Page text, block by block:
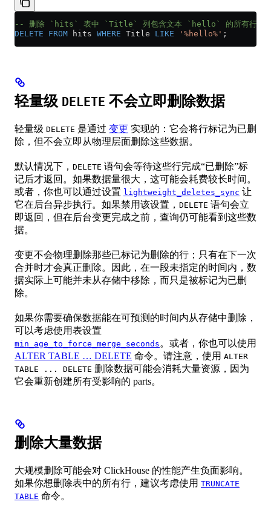
-- 删除 `hits` 表中 `Title` 列包含文本 `hello` 的所有行
DELETE FROM hits WHERE Title LIKE '%hello%' ;
轻量级 DELETE 不会立即删除数据
轻量级 DELETE 是通过 变更 实现的：它会将行标记为已删
除，但不会立即从物理层面删除这些数据。
默认情况下， DELETE 语句会等待这些行完成“已删除”标
记后才返回。如果数据量很大，这可能会耗费较长时间。
或者，你也可以通过设置 lightweight_deletes_sync 让
它在后台异步执行。如果禁用该设置， DELETE 语句会立
即返回，但在后台变更完成之前，查询仍可能看到这些数
据。
变更不会物理删除那些已标记为删除的行；只有在下一次
合并时才会真正删除。因此，在一段未指定的时间内，数
据实际上可能并未从存储中移除，而只是被标记为已删
除。
如果你需要确保数据能在可预测的时间内从存储中删除，
可以考虑使用表设置
min_age_to_force_merge_seconds 。或者，你也可以使用
ALTER TABLE … DELETE 命令。请注意，使用 ALTER
TABLE ... DELETE 删除数据可能会消耗大量资源，因为
它会重新创建所有受影响的 parts。
删除大量数据
大规模删除可能会对 ClickHouse 的性能产生负面影响。
如果你想删除表中的所有行，建议考虑使用 TRUNCATE
TABLE 命令。